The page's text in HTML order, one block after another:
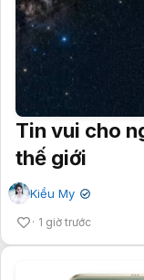
Tin vui cho
thế giới
Kiều My ✔
1 giờ trước